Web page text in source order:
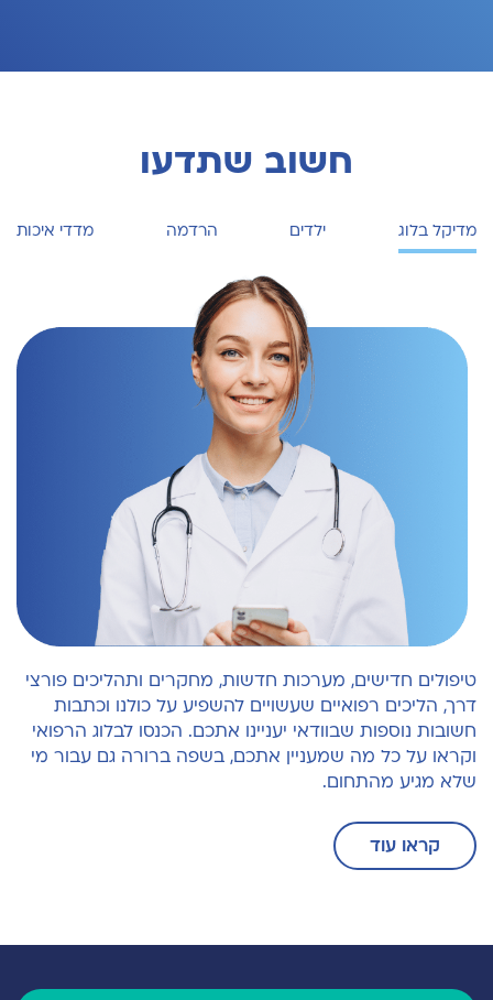
חשוב שתדעו
מדיקל בלוג ילדים הרדמה מדדי איכות
טיפולים חדישים, מערכות חדשות, מחקרים ותהליכים פורצי
דרך, הליכים רפואיים שעשויים להשפיע על כולנו וכתבות
חשובות נוספות שבוודאי יעניינו אתכם. הכנסו לבלוג הרפואי
וקראו על כל מה שמעניין אתכם, בשפה ברורה גם עבור מי
שלא מגיע מהתחום.
קראו עוד